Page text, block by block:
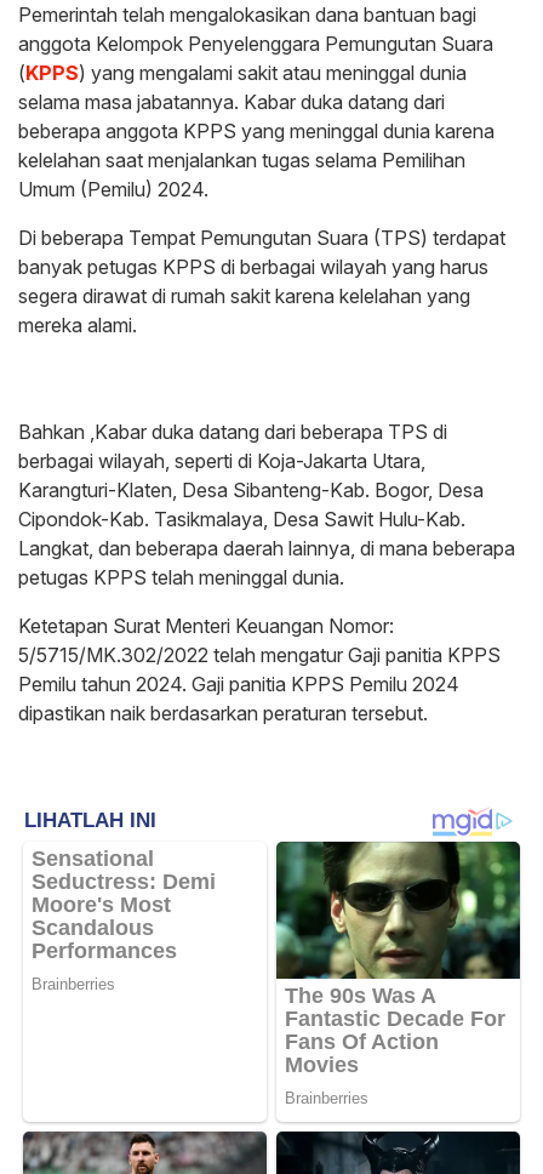
Pemerintah telah mengalokasikan dana bantuan bagi
anggota Kelompok Penyelenggara Pemungutan Suara
(KPPS) yang mengalami sakit atau meninggal dunia
selama masa jabatannya. Kabar duka datang dari
beberapa anggota KPPS yang meninggal dunia karena
kelelahan saat menjalankan tugas selama Pemilihan
Umum (Pemilu) 2024.
Di beberapa Tempat Pemungutan Suara (TPS) terdapat
banyak petugas KPPS di berbagai wilayah yang harus
segera dirawat di rumah sakit karena kelelahan yang
mereka alami.
Bahkan ,Kabar duka datang dari beberapa TPS di
berbagai wilayah, seperti di Koja-Jakarta Utara,
Karangturi-Klaten, Desa Sibanteng-Kab. Bogor, Desa
Cipondok-Kab. Tasikmalaya, Desa Sawit Hulu-Kab.
Langkat, dan beberapa daerah lainnya, di mana beberapa
petugas KPPS telah meninggal dunia.
Ketetapan Surat Menteri Keuangan Nomor:
5/5715/MK.302/2022 telah mengatur Gaji panitia KPPS
Pemilu tahun 2024. Gaji panitia KPPS Pemilu 2024
dipastikan naik berdasarkan peraturan tersebut.